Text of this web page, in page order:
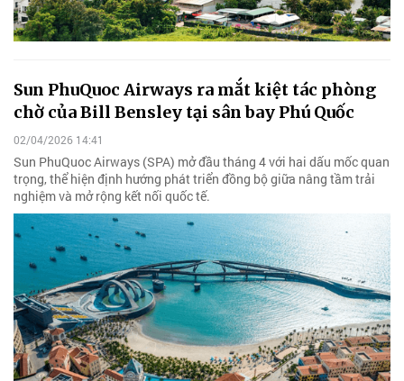
Sun PhuQuoc Airways ra mắt kiệt tác phòng
chờ của Bill Bensley tại sân bay Phú Quốc
02/04/2026 14:41
Sun PhuQuoc Airways (SPA) mở đầu tháng 4 với hai dấu mốc quan
trọng, thể hiện định hướng phát triển đồng bộ giữa nâng tầm trải
nghiệm và mở rộng kết nối quốc tế.